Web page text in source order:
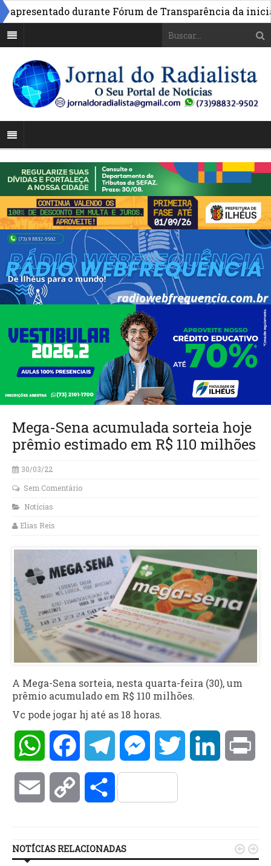
durante Fórum de Transparência da
Mega-Sena acumulada sorteia hoje
prêmio estimado em R$ 110 milhões
30/03/22
Sem Comentário
Notícias
Elias Reis
A Mega-Sena sorteia, nesta quarta-feira (30), um
prêmio acumulado em R$ 110 milhões.
Vc pode jogar hj até as 18 horas.
WhatsAppFacebookTelegramMessengerTwitter LinkedIn
Email Copy Compartilhar
NOTÍCIAS RELACIONADAS  